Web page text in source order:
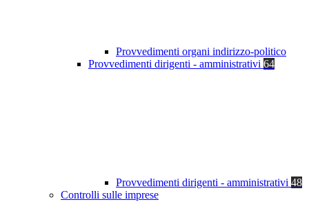
Provvedimenti organi indirizzo-politico
Provvedimenti dirigenti - amministrativi 64
Provvedimenti dirigenti - amministrativi 48
Controlli sulle imprese